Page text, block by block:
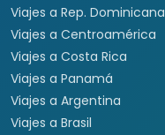
Viajes a Rep. Dominicana
Viajes a Centroamérica
Viajes a Costa Rica
Viajes a Panamá
Viajes a Argentina
Viajes a Brasil